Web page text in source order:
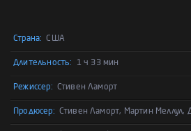
Страна: США
Длительность: 1 ч 33 мин
Режиссер: Стивен Ламорт
Продюсер: Стивен Ламорт, Мартин Меллул,